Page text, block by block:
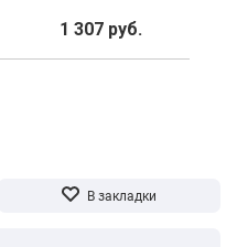
1 307 руб.